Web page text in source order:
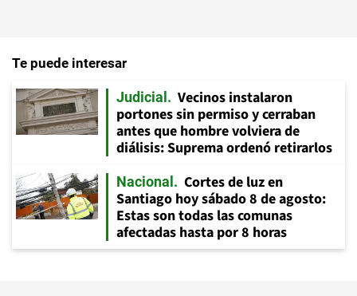
Te puede interesar
Judicial
Vecinos instalaron
portones sin permiso y cerraban
antes que hombre volviera de
diálisis: Suprema ordenó retirarlos
Nacional
Cortes de luz en
Santiago hoy sábado 8 de agosto:
Estas son todas las comunas
afectadas hasta por 8 horas